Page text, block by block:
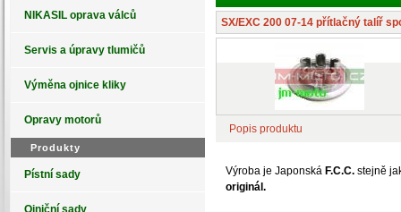
NIKASIL oprava válců
Servis a úpravy tlumičů
Výměna ojnice kliky
Opravy motorů
Produkty
Pístní sady
Ojniční sady
SX/EXC 200 07-14 přítlačný talíř
Popis produktu
Výroba je Japonská F.C.C. stejně
originál.